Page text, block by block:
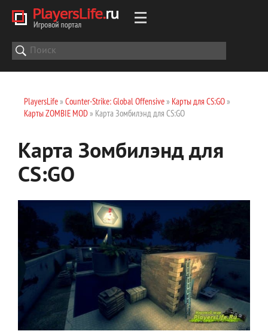
PlayersLife» Counter-Strike: Global Offensive» Карты для CS:GO»
Карты ZOMBIE MOD» Карта Зомбилэнд для CS:GO
Карта Зомбилэнд для
CS:GO